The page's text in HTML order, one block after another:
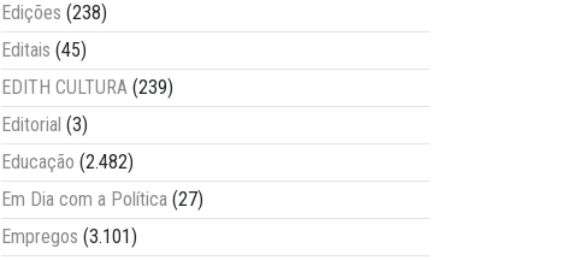
Edições (238)
Editais (45)
EDITH CULTURA (239)
Editorial (3)
Educação (2.482)
Em Dia com a Política (27)
Empregos (3.101)